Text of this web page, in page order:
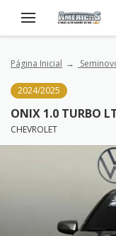
Página Inicial
2024/2025
ONIX 1.0 TURBO
CHEVROLET